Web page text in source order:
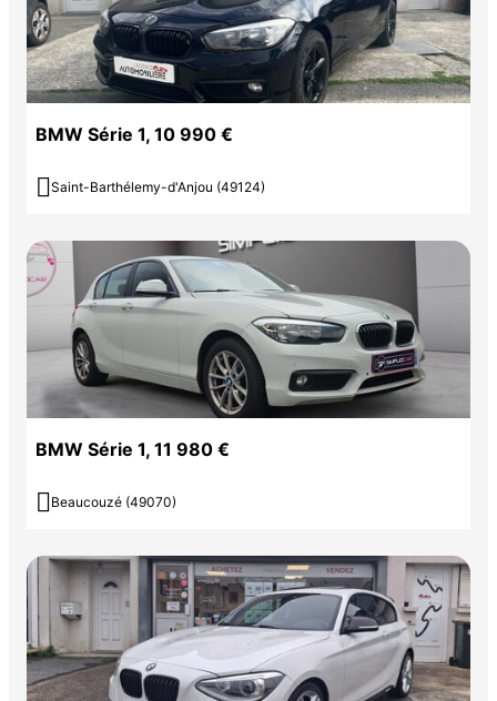
BMW Série 1, 10 990 €
 Saint-Barthélemy-d'Anjou (49124)
BMW Série 1, 11 980 €
 Beaucouzé (49070)